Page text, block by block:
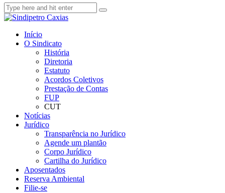
Início
O Sindicato
História
Diretoria
Estatuto
Acordos Coletivos
Prestação de Contas
FUP
CUT
Notícias
Jurídico
Transparência no Jurídico
Agende um plantão
Corpo Jurídico
Cartilha do Jurídico
Aposentados
Reserva Ambiental
Filie-se